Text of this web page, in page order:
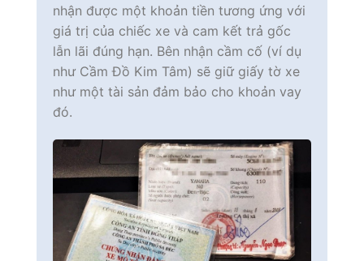
nhận được một khoản tiền tương ứng với
giá trị của chiếc xe và cam kết trả gốc
lẫn lãi đúng hạn. Bên nhận cầm cố (ví dụ
như Cầm Đồ Kim Tâm) sẽ giữ giấy tờ xe
như một tài sản đảm bảo cho khoản vay
đó.